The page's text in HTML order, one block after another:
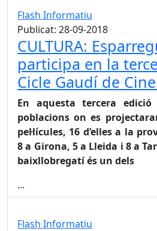
Flash Informatiu
Publicat: 28-09-2018
CULTURA:
participa en la
Cicle Gaudí de
En aquesta tercera
poblacions on es
pel·lícules, 16 d’elles a la
8 a Girona, 5 a Lleida i 8 a
baixllobregatí és un dels
...
Flash Informatiu